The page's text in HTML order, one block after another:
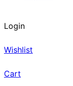
Login
Wishlist
Cart